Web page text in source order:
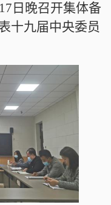
日晚召开集体备
十九届中央委员